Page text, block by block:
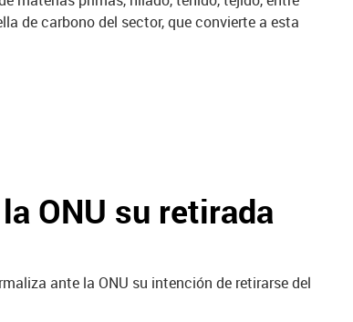
de carbono del sector, que convierte a esta
ONU su retirada
ante la ONU su intención de retirarse del